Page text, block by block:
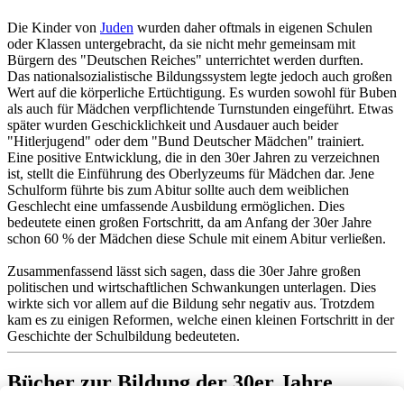
Die Kinder von Juden wurden daher oftmals in eigenen Schulen
oder Klassen untergebracht, da sie nicht mehr gemeinsam mit
Bürgern des "Deutschen Reiches" unterrichtet werden durften.
Das nationalsozialistische Bildungssystem legte jedoch auch großen
Wert auf die körperliche Ertüchtigung. Es wurden sowohl für Buben
als auch für Mädchen verpflichtende Turnstunden eingeführt. Etwas
später wurden Geschicklichkeit und Ausdauer auch beider
"Hitlerjugend" oder dem "Bund Deutscher Mädchen" trainiert.
Eine positive Entwicklung, die in den 30er Jahren zu verzeichnen
ist, stellt die Einführung des Oberlyzeums für Mädchen dar. Jene
Schulform führte bis zum Abitur sollte auch dem weiblichen
Geschlecht eine umfassende Ausbildung ermöglichen. Dies
bedeutete einen großen Fortschritt, da am Anfang der 30er Jahre
schon 60 % der Mädchen diese Schule mit einem Abitur verließen.
Zusammenfassend lässt sich sagen, dass die 30er Jahre großen
politischen und wirtschaftlichen Schwankungen unterlagen. Dies
wirkte sich vor allem auf die Bildung sehr negativ aus. Trotzdem
kam es zu einigen Reformen, welche einen kleinen Fortschritt in der
Geschichte der Schulbildung bedeuteten.
Bücher zur Bildung der 30er Jahre